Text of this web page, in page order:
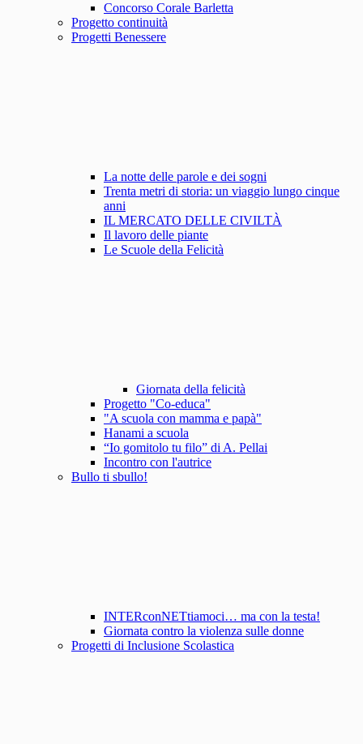
Concorso Corale Barletta
Progetto continuità
Progetti Benessere
La notte delle parole e dei sogni
Trenta metri di storia: un viaggio lungo cinque
anni
IL MERCATO DELLE CIVILTÀ
Il lavoro delle piante
Le Scuole della Felicità
Giornata della felicità
Progetto "Co-educa"
"A scuola con mamma e papà"
Hanami a scuola
“Io gomitolo tu filo” di A. Pellai
Incontro con l'autrice
Bullo ti sbullo!
INTERconNETtiamoci… ma con la testa!
Giornata contro la violenza sulle donne
Progetti di Inclusione Scolastica